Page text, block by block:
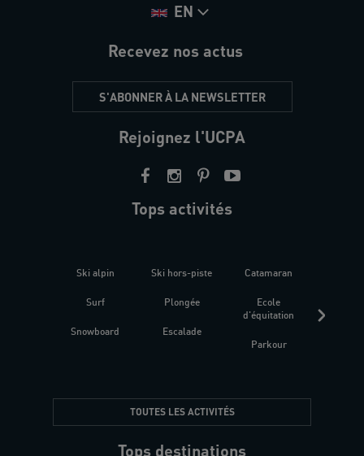
EN
Recevez nos actus
S'ABONNER À LA NEWSLETTER
Rejoignez l'UCPA
Tops activités
Ski alpin
Surf
Snowboard
Ski hors-piste
Plongée
Escalade
Catamaran
Ecole
d'équitation
Parkour
TOUTES LES ACTIVITÉS
Tops destinations